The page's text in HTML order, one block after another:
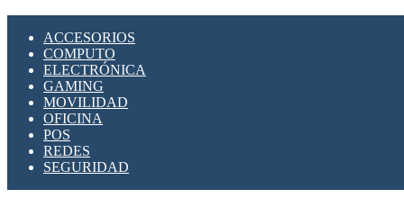
ACCESORIOS
COMPUTO
ELECTRÓNICA
GAMING
MOVILIDAD
OFICINA
POS
REDES
SEGURIDAD